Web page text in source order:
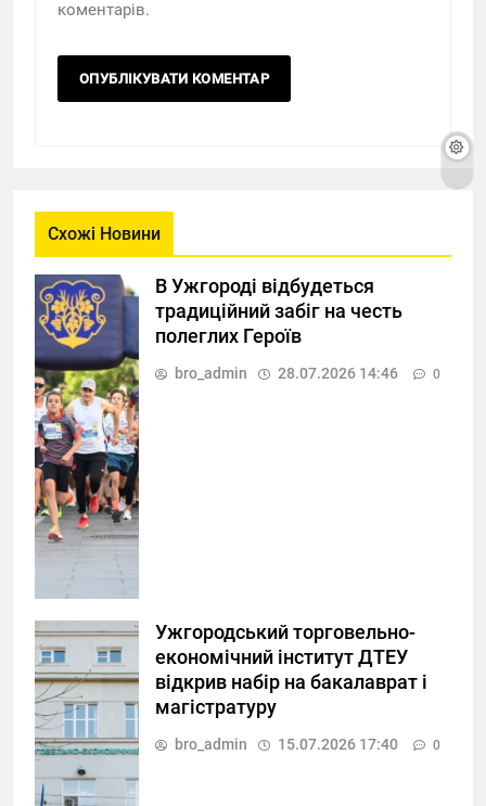
коментарів.
Схожі Новини
В Ужгороді відбудеться
традиційний забіг на честь
полеглих Героїв
bro_admin 28.07.2026 14:46 0
Ужгородський торговельно-
економічний інститут ДТЕУ
відкрив набір на бакалаврат і
магістратуру
bro_admin 15.07.2026 17:40 0